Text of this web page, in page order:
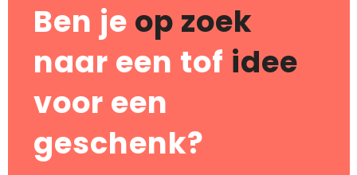
Ben je op zoek
naar een tof idee
voor een
geschenk?